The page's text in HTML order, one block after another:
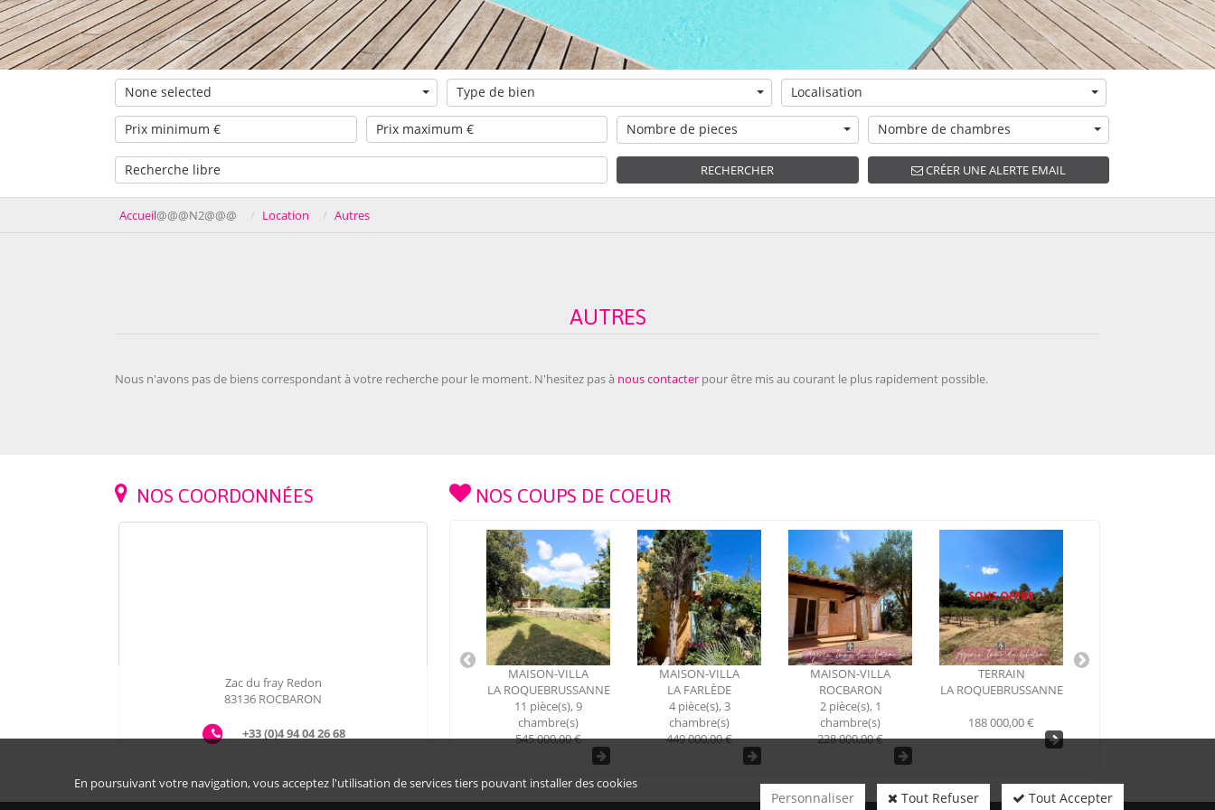
None selected Type de bien Localisation
Nombre de pieces Nombre de chambres
RECHERCHER CRÉER UNE ALERTE EMAIL
Accueil@@@N2@@@ Location Autres
AUTRES
Nous n'avons pas de biens correspondant à votre recherche pour le moment. N'hesitez pas à nous contacter pour être mis au courant le plus rapidement possible.
NOS COORDONNÉES
Zac du fray Redon
83136 ROCBARON
+33 (0)4 94 04 26 68
NOS COUPS DE COEUR
545 000,00 €
MAISON-VILLA
LA FARLÈDE
4 pièce(s), 3
chambre(s)
449 000,00 €
MAISON-VILLA
ROCBARON
2 pièce(s), 1
chambre(s)
228 000,00 €
TERRAIN
LA ROQUEBRUSSANNE
188 000,00 €
MAISON-VILLA
ROCBARON
chambre(s)
499 000,00 €
263 000,00 €
En poursuivant votre navigation, vous acceptez l'utilisation de services tiers pouvant installer des cookies
Personnaliser Tout Refuser Tout Accepter